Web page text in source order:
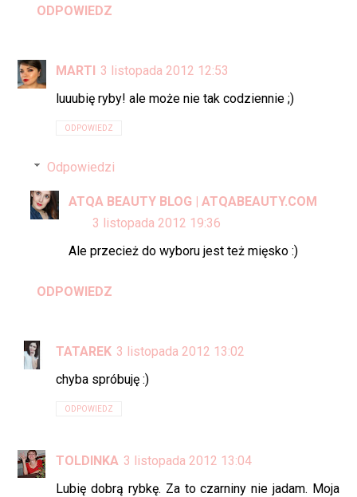
ODPOWIEDZ
MARTI 3 listopada 2012 12:53
luuubię ryby! ale może nie tak codziennie ;)
ODPOWIEDZ
Odpowiedzi
ATQA BEAUTY BLOG | ATQABEAUTY.COM
3 listopada 2012 19:36
Ale przecież do wyboru jest też mięsko :)
ODPOWIEDZ
TATAREK 3 listopada 2012 13:02
chyba spróbuję :)
ODPOWIEDZ
TOLDINKA 3 listopada 2012 13:04
Lubię dobrą rybkę. Za to czarniny nie jadam. Moja